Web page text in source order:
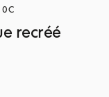
recréé